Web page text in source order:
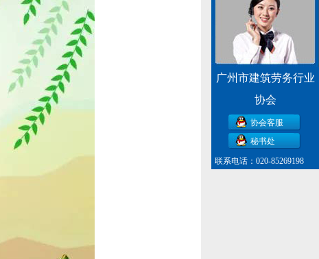
广州市建筑劳务行业
协会
协会客服
秘书处
联系电话：020-85269198